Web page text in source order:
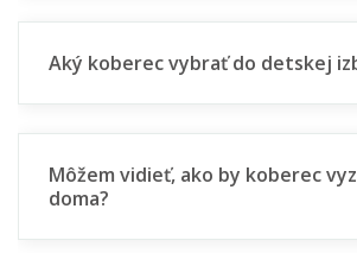
Aký koberec vybrať do detskej
Môžem vidieť, ako by koberec
doma?